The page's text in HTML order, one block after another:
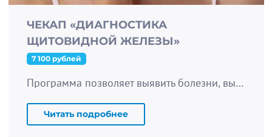
ЧЕКАП «ДИАГНОСТИКА
ЩИТОВИДНОЙ ЖЕЛЕЗЫ»
7 100 рублей
Программа позволяет выявить болезни, вызванные дисфункцией щитовидной железы
Читать подробнее